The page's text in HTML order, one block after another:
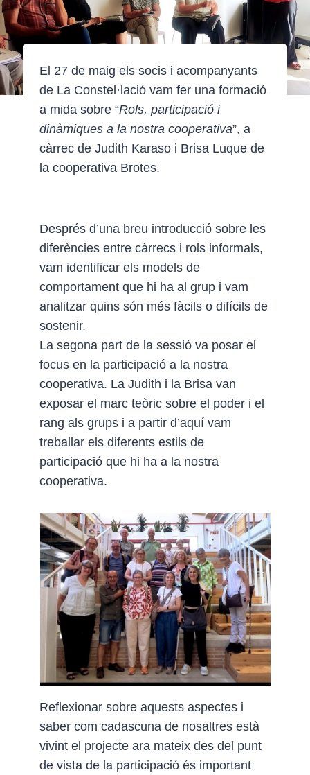
El 27 de maig els socis i acompanyants
de La Constel·lació vam fer una formació
a mida sobre “Rols, participació i
dinàmiques a la nostra cooperativa”, a
càrrec de Judith Karaso i Brisa Luque de
la cooperativa Brotes.
Després d’una breu introducció sobre les
diferències entre càrrecs i rols informals,
vam identificar els models de
comportament que hi ha al grup i vam
analitzar quins són més fàcils o difícils de
sostenir.
La segona part de la sessió va posar el
focus en la participació a la nostra
cooperativa. La Judith i la Brisa van
exposar el marc teòric sobre el poder i el
rang als grups i a partir d’aquí vam
treballar els diferents estils de
participació que hi ha a la nostra
cooperativa.
Reflexionar sobre aquests aspectes i
saber com cadascuna de nosaltres està
vivint el projecte ara mateix des del punt
de vista de la participació és important